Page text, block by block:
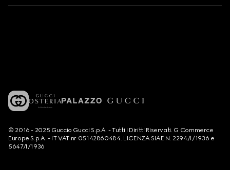
© 2016 - 2025 Guccio Gucci S.p.A. - Tutti i Diritti Riservati. G Commerce
Europe S.p.A. - IT VAT nr 05142860484. LICENZA SIAE N. 2294/I/1936 e
5647/I/1936